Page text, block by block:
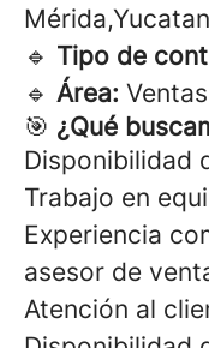
Mérida,Yucatan
🔹 Tipo de
🔹 Área: Ventas
🎯 ¿Qué
Disponibilidad
Trabajo en
Experiencia
asesor de
Atención al